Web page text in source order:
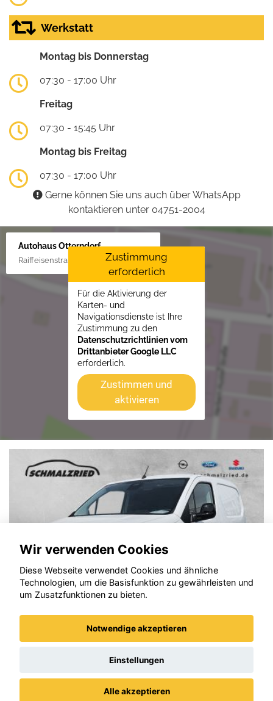
Werkstatt
Montag bis Donnerstag
07:30 - 17:00 Uhr
Freitag
07:30 - 15:45 Uhr
Montag bis Freitag
07:30 - 17:00 Uhr
Gerne können Sie uns auch über WhatsApp
kontaktieren unter 04751-2004
Autohaus Otterndorf
Raiffeisenstraße 1, 21762 Otterndorf
Zustimmung
erforderlich
Für die Aktivierung der
Karten- und
Navigationsdienste ist Ihre
Zustimmung zu den
Datenschutzrichtlinien vom
Drittanbieter Google LLC
erforderlich.
Zustimmen und
aktivieren
Opel Combo
Wir verwenden Cookies
Diese Webseite verwendet Cookies und ähnliche
Technologien, um die Basisfunktion zu gewährleisten und
um Zusatzfunktionen zu bieten.
Notwendige akzeptieren
Einstellungen
Alle akzeptieren